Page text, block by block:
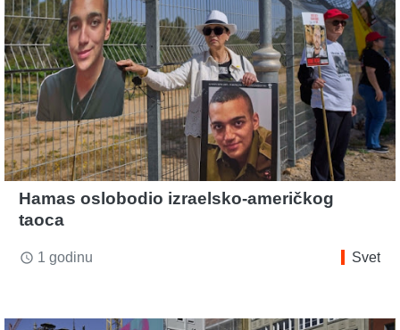
Hamas oslobodio izraelsko-američkog
taoca
access_time 1 godinu Svet